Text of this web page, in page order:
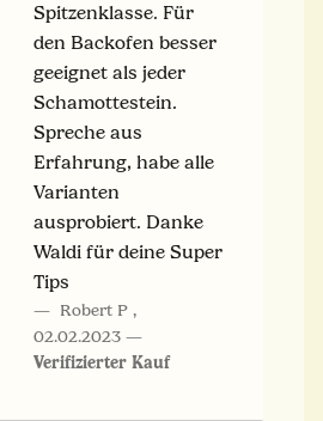
Spitzenklasse. Für
den Backofen besser
geeignet als jeder
Schamottestein.
Spreche aus
Erfahrung, habe alle
Varianten
ausprobiert. Danke
Waldi für deine Super
Tips
Robert P ,
02.02.2023
Verifizierter Kauf